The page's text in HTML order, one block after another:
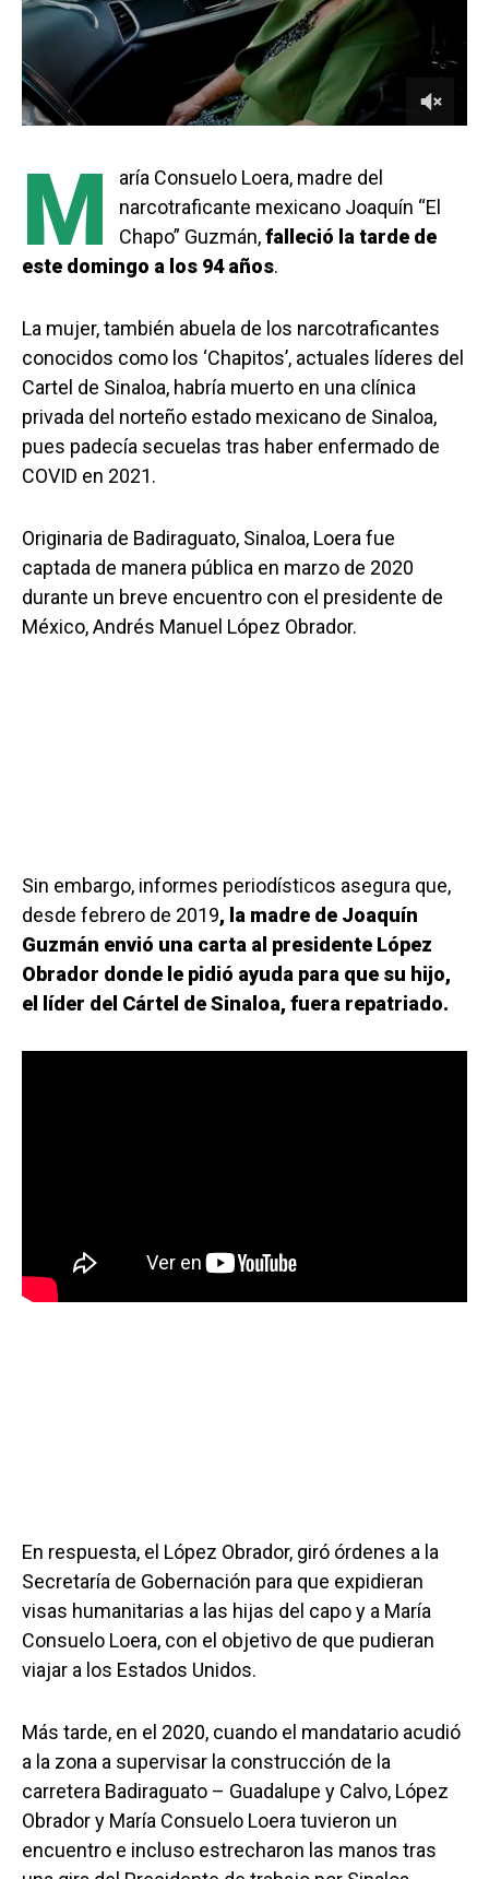
M
aría Consuelo Loera, madre del
narcotraficante mexicano Joaquín “El
Chapo” Guzmán,falleció la tarde de
este domingo a los 94 años.
La mujer, también abuela de los narcotraficantes
conocidos como los ‘Chapitos’, actuales líderes del
Cartel de Sinaloa, habría muerto en una clínica
privada del norteño estado mexicano de Sinaloa,
pues padecía secuelas tras haber enfermado de
COVID en 2021.
Originaria de Badiraguato, Sinaloa, Loera fue
captada de manera pública en marzo de 2020
durante un breve encuentro con el presidente de
México, Andrés Manuel López Obrador.
Sin embargo, informes periodísticos asegura que,
desde febrero de 2019, la madre de Joaquín
Guzmán envió una carta al presidente López
Obrador donde le pidió ayuda para que su hijo,
el líder del Cártel de Sinaloa, fuera repatriado.
En respuesta, el López Obrador, giró órdenes a la
Secretaría de Gobernación para que expidieran
visas humanitarias a las hijas del capo y a María
Consuelo Loera, con el objetivo de que pudieran
viajar a los Estados Unidos.
Más tarde, en el 2020, cuando el mandatario acudió
a la zona a supervisar la construcción de la
carretera Badiraguato – Guadalupe y Calvo, López
Obrador y María Consuelo Loera tuvieron un
encuentro e incluso estrecharon las manos tras